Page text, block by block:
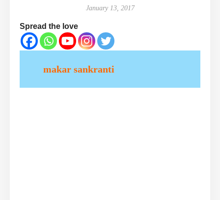
January 13, 2017
Spread the love
makar sankranti